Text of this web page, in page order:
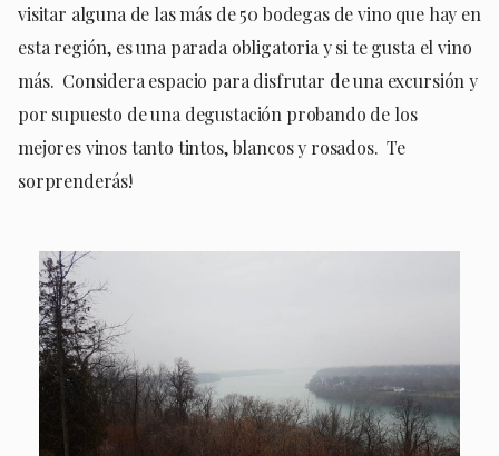
visitar alguna de las más de 50 bodegas de vino que hay en
esta región, es una parada obligatoria y si te gusta el vino
más. Considera espacio para disfrutar de una excursión y
por supuesto de una degustación probando de los
mejores vinos tanto tintos, blancos y rosados. Te
sorprenderás!